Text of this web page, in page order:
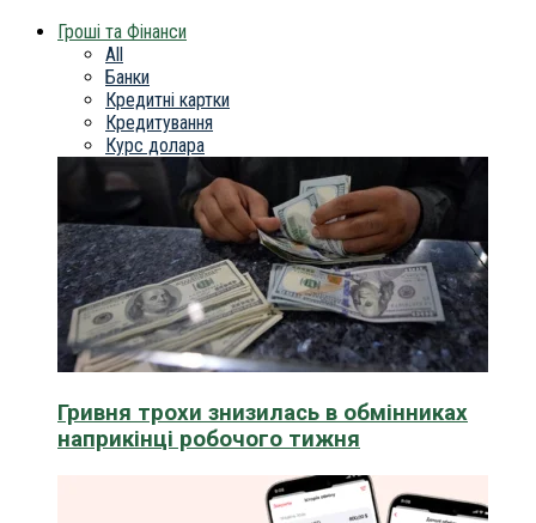
Гроші та Фінанси
All
Банки
Кредитні картки
Кредитування
Курс долара
Гривня трохи знизилась в обмінниках
наприкінці робочого тижня